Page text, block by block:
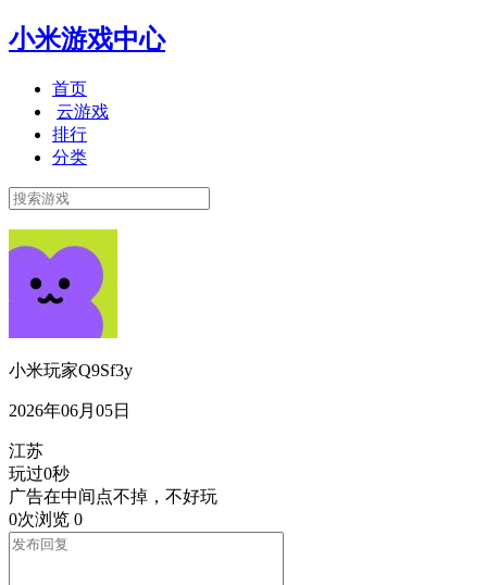
小米游戏中心
首页
云游戏
排行
分类
小米玩家Q9Sf3y
2026年06月05日
江苏
玩过0秒
广告在中间点不掉，不好玩
0次浏览 0